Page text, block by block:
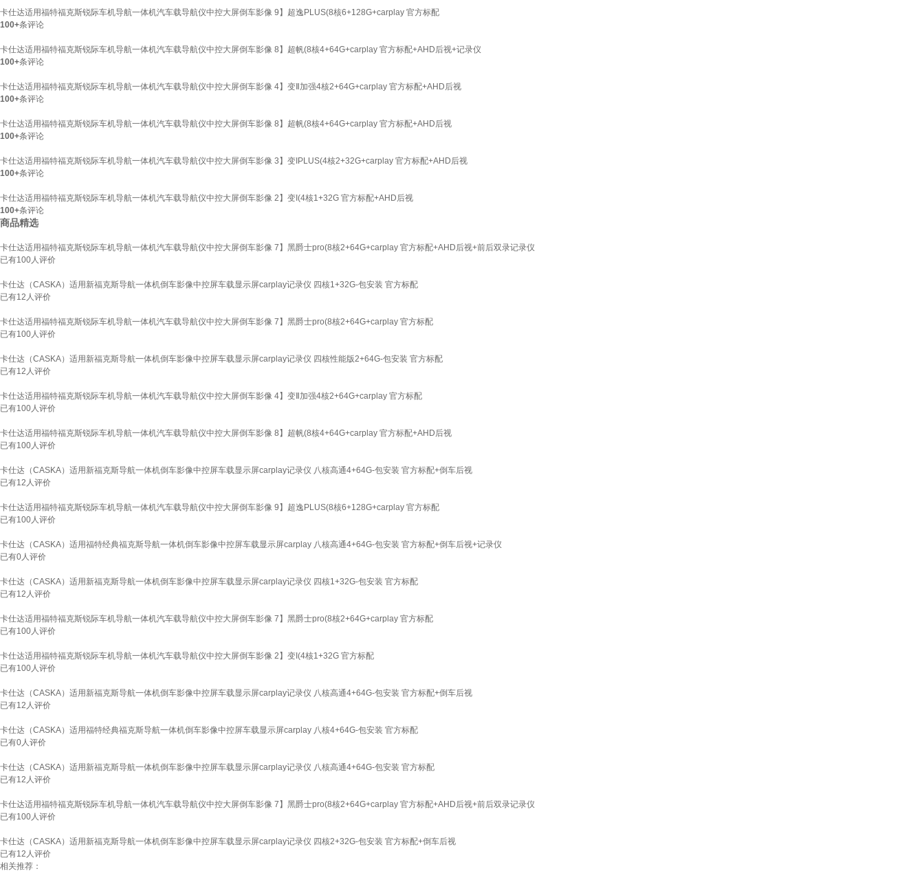
卡仕达适用福特福克斯锐际车机导航一体机汽车载导航仪中控大屏倒车影像 9】超逸PLUS(8核6+128G+carplay 官方标配
100+条评论
卡仕达适用福特福克斯锐际车机导航一体机汽车载导航仪中控大屏倒车影像 8】超帆(8核4+64G+carplay 官方标配+AHD后视+记录仪
100+条评论
卡仕达适用福特福克斯锐际车机导航一体机汽车载导航仪中控大屏倒车影像 4】变Ⅱ加强4核2+64G+carplay 官方标配+AHD后视
100+条评论
卡仕达适用福特福克斯锐际车机导航一体机汽车载导航仪中控大屏倒车影像 8】超帆(8核4+64G+carplay 官方标配+AHD后视
100+条评论
卡仕达适用福特福克斯锐际车机导航一体机汽车载导航仪中控大屏倒车影像 3】变IPLUS(4核2+32G+carplay 官方标配+AHD后视
100+条评论
卡仕达适用福特福克斯锐际车机导航一体机汽车载导航仪中控大屏倒车影像 2】变I(4核1+32G 官方标配+AHD后视
100+条评论
商品精选
卡仕达适用福特福克斯锐际车机导航一体机汽车载导航仪中控大屏倒车影像 7】黑爵士pro(8核2+64G+carplay 官方标配+AHD后视+前后双录记录仪
已有100人评价
卡仕达（CASKA）适用新福克斯导航一体机倒车影像中控屏车载显示屏carplay记录仪 四核1+32G-包安装 官方标配
已有12 人评价
卡仕达适用福特福克斯锐际车机导航一体机汽车载导航仪中控大屏倒车影像 7】黑爵士pro(8核2+64G+carplay 官方标配
已有100人评价
卡仕达（CASKA）适用新福克斯导航一体机倒车影像中控屏车载显示屏carplay记录仪 四核性能版2+64G-包安装 官方标配
已有12 人评价
卡仕达适用福特福克斯锐际车机导航一体机汽车载导航仪中控大屏倒车影像 4】变Ⅱ加强4核2+64G+carplay 官方标配
已有100人评价
卡仕达适用福特福克斯锐际车机导航一体机汽车载导航仪中控大屏倒车影像 8】超帆(8核4+64G+carplay 官方标配+AHD后视
已有100人评价
卡仕达（CASKA）适用新福克斯导航一体机倒车影像中控屏车载显示屏carplay记录仪 八核高通4+64G-包安装 官方标配+倒车后视
已有12 人评价
卡仕达适用福特福克斯锐际车机导航一体机汽车载导航仪中控大屏倒车影像 9】超逸PLUS(8核6+128G+carplay 官方标配
已有100人评价
卡仕达（CASKA）适用福特经典福克斯导航一体机倒车影像中控屏车载显示屏carplay 八核高通4+64G-包安装 官方标配+倒车后视+记录仪
已有0人评价
卡仕达（CASKA）适用新福克斯导航一体机倒车影像中控屏车载显示屏carplay记录仪 四核1+32G-包安装 官方标配
已有12 人评价
卡仕达适用福特福克斯锐际车机导航一体机汽车载导航仪中控大屏倒车影像 7】黑爵士pro(8核2+64G+carplay 官方标配
已有100人评价
卡仕达适用福特福克斯锐际车机导航一体机汽车载导航仪中控大屏倒车影像 2】变I(4核1+32G 官方标配
已有100人评价
卡仕达（CASKA）适用新福克斯导航一体机倒车影像中控屏车载显示屏carplay记录仪 八核高通4+64G-包安装 官方标配+倒车后视
已有12 人评价
卡仕达（CASKA）适用福特经典福克斯导航一体机倒车影像中控屏车载显示屏carplay 八核4+64G-包安装 官方标配
已有0人评价
卡仕达（CASKA）适用新福克斯导航一体机倒车影像中控屏车载显示屏carplay记录仪 八核高通4+64G-包安装 官方标配
已有12 人评价
卡仕达适用福特福克斯锐际车机导航一体机汽车载导航仪中控大屏倒车影像 7】黑爵士pro(8核2+64G+carplay 官方标配+AHD后视+前后双录记录仪
已有100人评价
卡仕达（CASKA）适用新福克斯导航一体机倒车影像中控屏车载显示屏carplay记录仪 四核2+32G-包安装 官方标配+倒车后视
已有12 人评价
相关推荐：